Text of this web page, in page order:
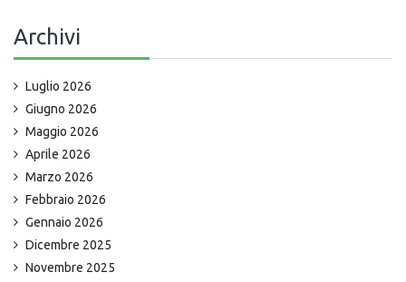
Archivi
Luglio 2026
Giugno 2026
Maggio 2026
Aprile 2026
Marzo 2026
Febbraio 2026
Gennaio 2026
Dicembre 2025
Novembre 2025